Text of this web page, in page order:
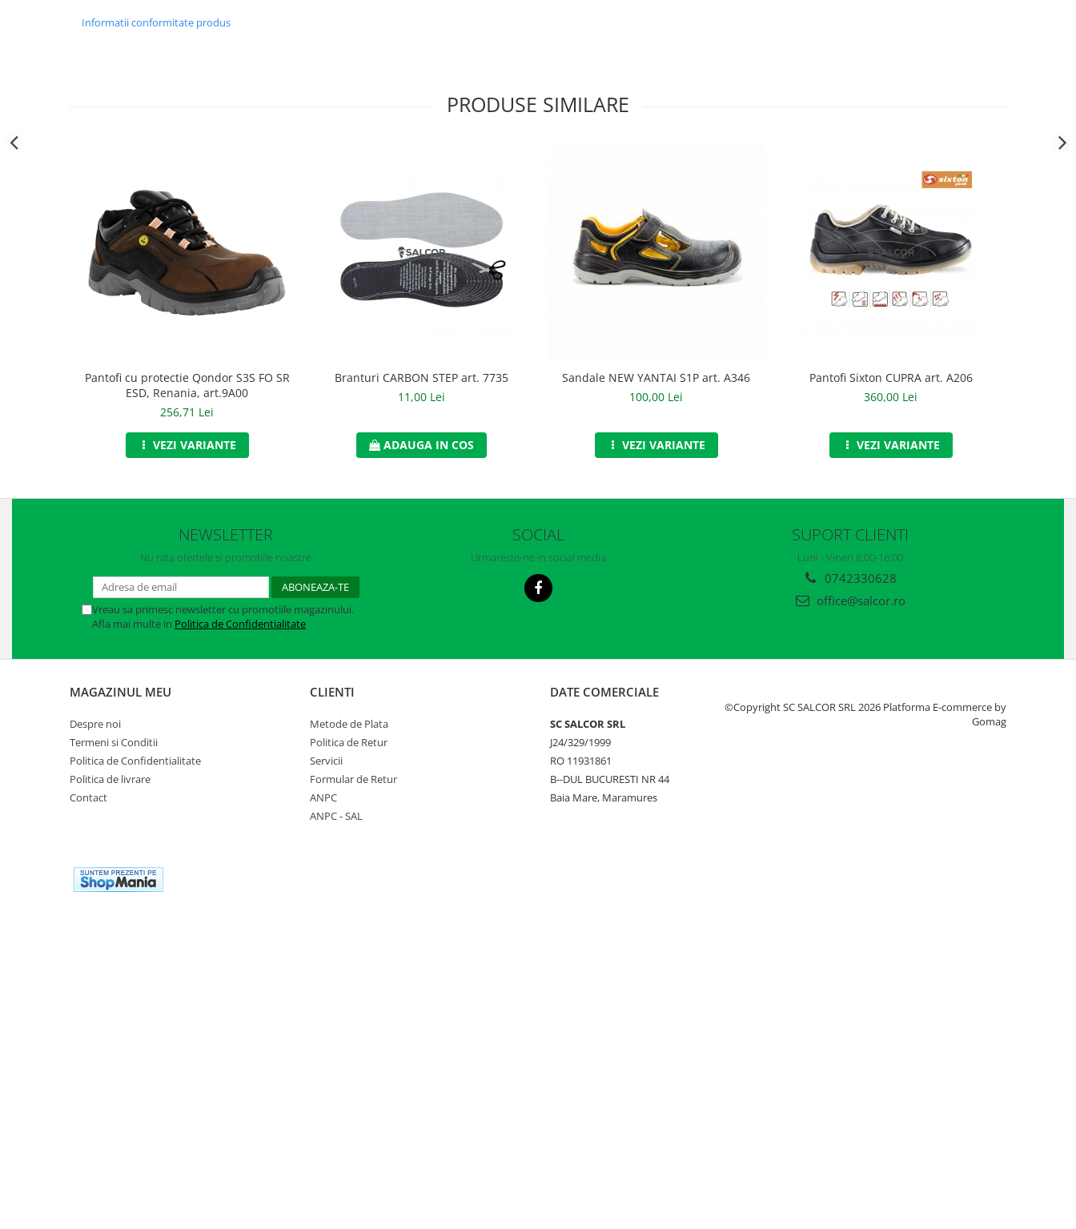
Sisteme de acces in canale
Bocanci de protectie
Incaltaminte alba de protectie
Incaltaminte ESD
Pantofi fara protectie
Manusi fibre speciale
Manusi latex
Manusi zale
Imbracaminte Outdoor
Incaltaminte Outdoor
Informatii conformitate produs
PRODUSE SIMILARE
Pantofi cu protectie Qondor S3S FO SR
ESD, Renania, art.9A00
256,71 Lei
VEZI VARIANTE
Branturi CARBON STEP art. 7735
11,00 Lei
ADAUGA IN COS
Sandale NEW YANTAI S1P art. A346
100,00 Lei
VEZI VARIANTE
Pantofi Sixton CUPRA art. A206
360,00 Lei
VEZI VARIANTE
NEWSLETTER
Nu rata ofertele si promotiile noastre
Vreau sa primesc newsletter cu promotiile magazinului.
Afla mai multe in Politica de Confidentialitate
SOCIAL
Urmareste-ne in social media
SUPORT CLIENTI
Luni - Vineri 8:00-16:00
0742330628
office@salcor.ro
MAGAZINUL MEU
Despre noi
Termeni si Conditii
Politica de Confidentialitate
Politica de livrare
Contact
CLIENTI
Metode de Plata
Politica de Retur
Servicii
Formular de Retur
ANPC
ANPC - SAL
DATE COMERCIALE
SC SALCOR SRL
J24/329/1999
RO 11931861
B--DUL BUCURESTI NR 44
Baia Mare, Maramures
©Copyright SC SALCOR SRL 2026 Platforma E-commerce by
Gomag